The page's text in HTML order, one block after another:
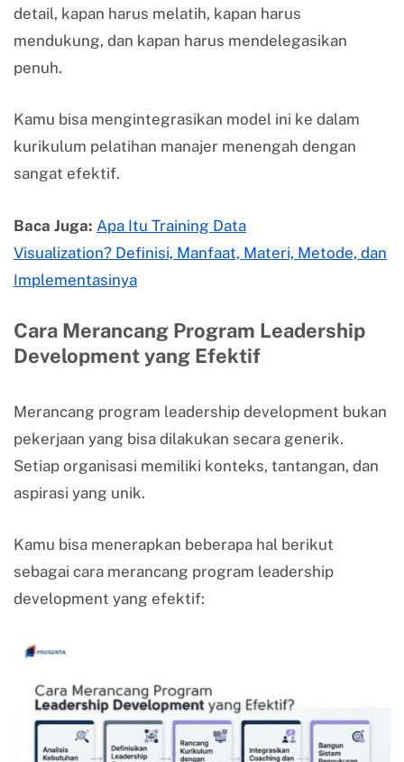
detail, kapan harus melatih, kapan harus
mendukung, dan kapan harus mendelegasikan
penuh.
Kamu bisa mengintegrasikan model ini ke dalam
kurikulum pelatihan manajer menengah dengan
sangat efektif.
Baca Juga: Apa Itu Training Data
Visualization? Definisi, Manfaat, Materi, Metode, dan
Implementasinya
Cara Merancang Program Leadership
Development yang Efektif
Merancang program leadership development bukan
pekerjaan yang bisa dilakukan secara generik.
Setiap organisasi memiliki konteks, tantangan, dan
aspirasi yang unik.
Kamu bisa menerapkan beberapa hal berikut
sebagai cara merancang program leadership
development yang efektif: